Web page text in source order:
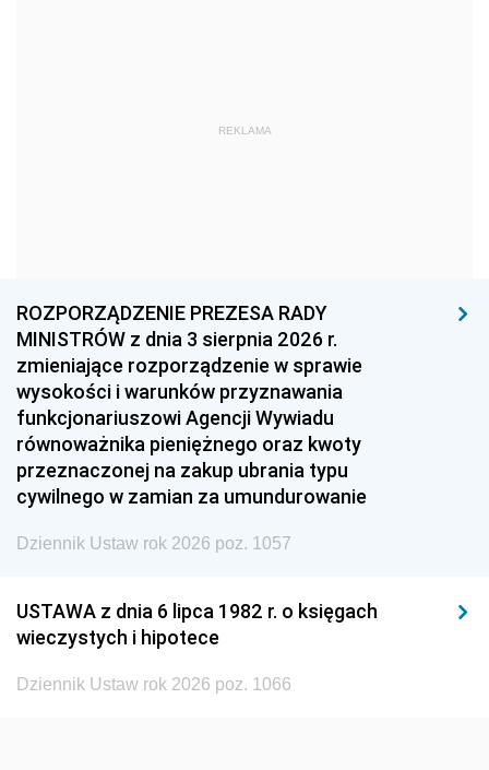
1957 1956
1954 1953
1951 1950
1948 1947
1945 1944 1939
1938 1937 1936
1935 1934
1929 1928 1927
REKLAMA
ROZPORZĄDZENIE PREZESA RADY
MINISTRÓW z dnia 3 sierpnia 2026 r.
zmieniające rozporządzenie w sprawie
wysokości i warunków przyznawania
funkcjonariuszowi Agencji Wywiadu
równoważnika pieniężnego oraz kwoty
przeznaczonej na zakup ubrania typu
cywilnego w zamian za umundurowanie
Dziennik Ustaw rok 2026 poz. 1057
USTAWA z dnia 6 lipca 1982 r. o księgach
wieczystych i hipotece
Dziennik Ustaw rok 2026 poz. 1066